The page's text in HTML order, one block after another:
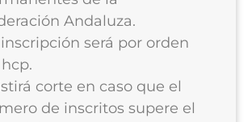
Andaluza.
será por orden
corte en caso que el
de inscritos supere el